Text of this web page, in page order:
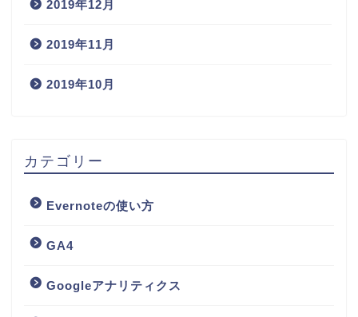
2019年12月
2019年11月
2019年10月
カテゴリー
Evernoteの使い方
GA4
Googleアナリティクス